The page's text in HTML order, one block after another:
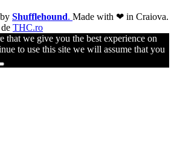
Shufflehound. Made with ❤ in Craiova.
THC.ro
that we give you the best experience on
to use this site we will assume that you